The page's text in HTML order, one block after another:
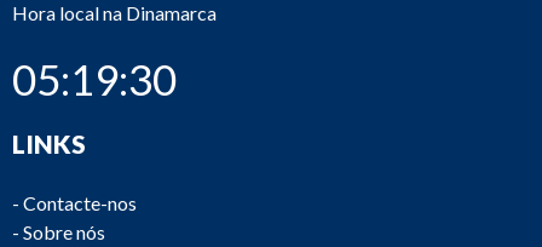
Hora local na Dinamarca
05:19:30
LINKS
- Contacte-nos
- Sobre nós